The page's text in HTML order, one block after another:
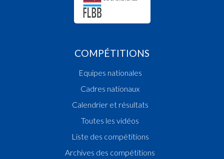
COMPÉTITIONS
Equipes nationales
Cadres nationaux
Calendrier et résultats
Toutes les vidéos
Liste des compétitions
Archives des compétitions